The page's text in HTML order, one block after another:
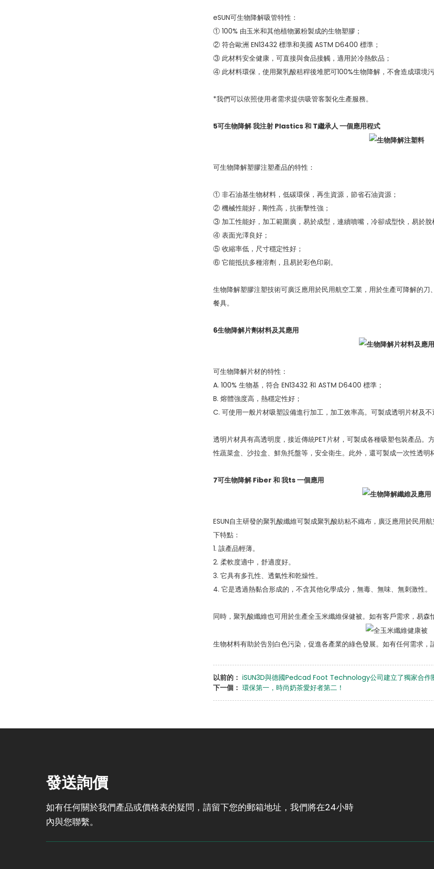
eSUN可生物降解吸管特性：
① 100% 由玉米和其他植物澱粉製成的生物塑膠；
② 符合歐洲 EN13432 標準和美國 ASTM D6400 標準；
③ 此材料安全健康，可直接與食品接觸，適用於冷熱飲品；
④ 此材料環保，使用聚乳酸秸稈後堆肥可100%生物降解，不會造成環境
*我們可以依照使用者需求提供吸管客製化生產服務。
5可生物降解我注射 Plastics 和 T繼承人 一個應用程式
可生物降解塑膠注塑產品的特性：
① 非石油基生物材料，低碳環保，再生資源，節省石油資源；
② 機械性能好，剛性高，抗衝擊性強；
③ 加工性能好，加工範圍廣，易於成型，連續噴嘴，冷卻成型快，易於脫
④ 表面光澤良好；
⑤ 收縮率低，尺寸穩定性好；
⑥ 它能抵抗多種溶劑，且易於彩色印刷。
生物降解塑膠注塑技術可廣泛應用於民用航空工業，用於生產可降解的
餐具。
6生物降解片劑材料及其應用
可生物降解片材的特性：
A. 100% 生物基，符合 EN13432 和 ASTM D6400 標準；
B. 熔體強度高，熱穩定性好；
C. 可使用一般片材吸塑設備進行加工，加工效率高。可製成透明片材及
透明片材具有高透明度，接近傳統PET片材，可製成各種吸塑包裝產品。
性蔬菜盒、沙拉盒、鮮魚托盤等，安全衛生。此外，還可製成一次性透明
7可生物降解Fiber 和我ts一個應用
ESUN自主研發的聚乳酸纖維可製成聚乳酸紡粘不織布，廣泛應用於民用
下特點：
1. 該產品輕薄。
2. 柔軟度適中，舒適度好。
3. 它具有多孔性、透氣性和乾燥性。
4. 它是透過熱黏合形成的，不含其他化學成分，無毒、無味、無刺激性。
同時，聚乳酸纖維也可用於生產全玉米纖維保健被。如有客戶需求，易森
生物材料有助於告別白色污染，促進各產業的綠色發展。如有任何需求，
以前的： iSUN3D與德國Pedcad Foot Technology公司建立了獨家合作
下一個： 環保第一，時尚奶茶愛好者第二！
發送詢價
如有任何關於我們產品或價格表的疑問，請留下您的郵箱地址，我們將在24小時
內與您聯繫。